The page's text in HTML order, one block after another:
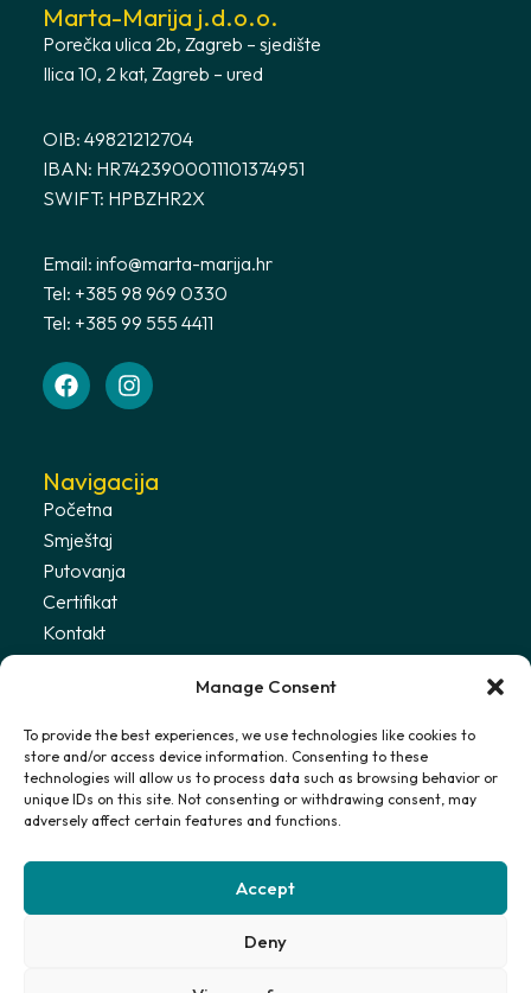
Manage Consent
To provide the best experiences, we use technologies like cookies to
store and/or access device information. Consenting to these
technologies will allow us to process data such as browsing behavior or
unique IDs on this site. Not consenting or withdrawing consent, may
adversely affect certain features and functions.
Accept
Deny
Marta-Marija j.d.o.o.
Porečka ulica 2b, Zagreb – sjedište
Ilica 10, 2 kat, Zagreb – ured
OIB: 49821212704
IBAN: HR7423900011101374951
SWIFT: HPBZHR2X
Email: info@marta-marija.hr
Tel: +385 98 969 0330
Tel: +385 99 555 4411
Navigacija
Početna
Smještaj
Putovanja
Certifikat
Kontakt
Primajte najnovije informacije
Slažem se sPolitikom privatnosti
© 2025 Stay with Martha. Sva prava pridržana.